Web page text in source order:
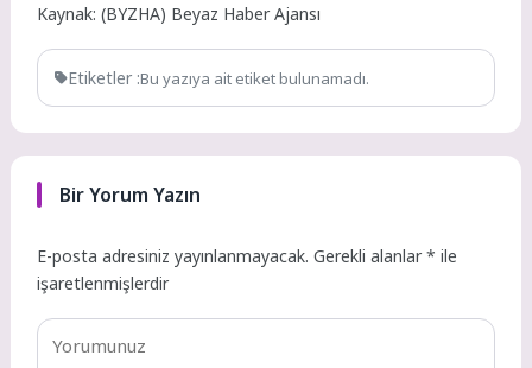
Kaynak: (BYZHA) Beyaz Haber Ajansı
Etiketler :Bu yazıya ait etiket bulunamadı.
Bir Yorum Yazın
E-posta adresiniz yayınlanmayacak. Gerekli alanlar* ile
işaretlenmişlerdir